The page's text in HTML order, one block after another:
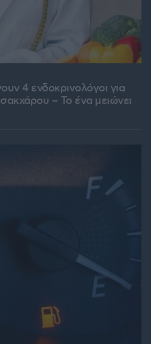
4 ενδοκρινολόγοι για
– Το ένα μειώνει